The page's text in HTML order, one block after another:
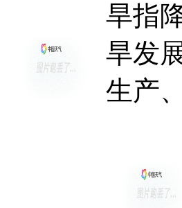
http://i.weather.com.cn/
http://i.weather.com.cn/
旱指
旱发
生产